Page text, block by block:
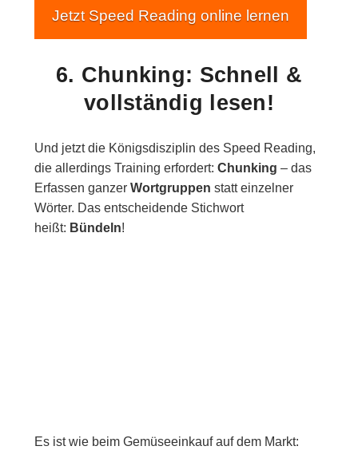
Jetzt Speed Reading online lernen
6. Chunking: Schnell &
vollständig lesen!
Und jetzt die Königsdisziplin des Speed Reading,
die allerdings Training erfordert: Chunking – das
Erfassen ganzer Wortgruppen statt einzelner
Wörter. Das entscheidende Stichwort
heißt: Bündeln!
Es ist wie beim Gemüseeinkauf auf dem Markt: